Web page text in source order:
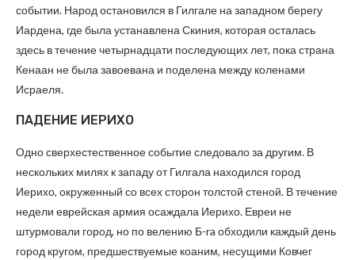
событии. Народ остановился в Гилгале на западном берегу
Иардена, где была устанавлена Скиния, которая осталась
здесь в течение четырнадцати последующих лет, пока страна
Кенаан не была завоевана и поделена между коленами
Исраеля.
ПАДЕНИЕ ИЕРИХО
Одно сверхестественное событие следовало за другим. В
нескольких милях к западу от Гилгала находился город
Иерихо, окруженный со всех сторон толстой стеной. В течение
недели еврейская армия осаждала Иерихо. Евреи не
штурмовали город, но по велению Б-ra обходили каждый день
город кругом, предшествуемые коаним, несущими Ковчег